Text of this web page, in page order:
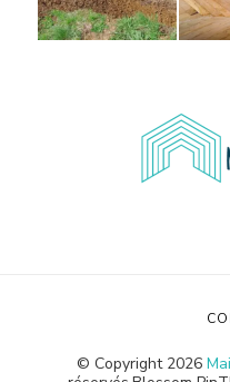
© Copyright 2026